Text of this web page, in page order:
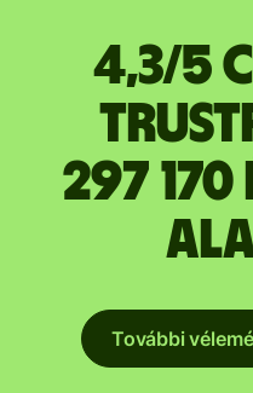
4,3/5
297
További